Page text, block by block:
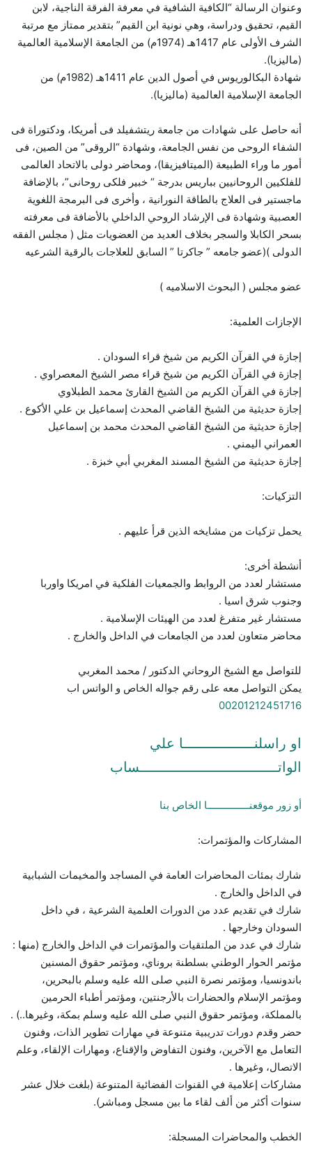
وعنوان الرسالة “الكافية الشافية في معرفة الفرقة الناجية، لابن
القيم، تحقيق ودراسة، وهي نونية ابن القيم” بتقدير ممتاز مع مرتبة
الشرف الأولى عام 1417هـ (1974م) من الجامعة الإسلامية العالمية
(ماليزيا).
شهادة البكالوريوس في أصول الدين عام 1411هـ (1982م) من
الجامعة الإسلامية العالمية (ماليزيا).
أنه حاصل على شهادات من جامعة ريتشفيلد فى أمريكا، ودكتوراة فى
الشفاء الروحى من نفس الجامعة، وشهادة “الروقى” من الصين، فى
أمور ما وراء الطبيعة (الميتافيزيقا)، ومحاضر دولى بالاتحاد العالمى
للفلكيين الروحانيين بباريس بدرجة “ خبير فلكى روحانى”، بالإضافة
ماجستير فى العلاج بالطاقة النورانية ، وأخرى فى البرمجة اللغوية
العصبية وشهادة فى الإرشاد الروحي الداخلي بالأضافة فى معرفته
بسحر الكابلا والسجر بخلاف العديد من العضويات مثل ( مجلس الفقه
الدولى )(عضو جامعه ” جاكرتا ” السابق للعلاجات بالرقية الشرعيه
عضو مجلس ( البحوث الاسلاميه )
الإجازات العلمية:
إجازة في القرآن الكريم من شيخ قراء السودان .
إجازة في القرآن الكريم من شيخ قراء مصر الشيخ المعصراوي .
إجازة في القرآن الكريم من الشيخ القارئ محمد الطبلاوي
إجازة حديثية من الشيخ القاضي المحدث إسماعيل بن علي الأكوع .
إجازة حديثية من الشيخ القاضي المحدث محمد بن إسماعيل
العمراني اليمني .
إجازة حديثية من الشيخ المسند المغربي أبي خبزة .
التزكيات:
يحمل تزكيات من مشايخه الذين قرأ عليهم .
أنشطة أخرى:
مستشار لعدد من الروابط والجمعيات الفلكية في امريكا واوربا
وجنوب شرق اسيا .
مستشار غير متفرغ لعدد من الهيئات الإسلامية .
محاضر متعاون لعدد من الجامعات في الداخل والخارج .
للتواصل مع الشيخ الروحاني الدكتور / محمد المغربي
يمكن التواصل معه على رقم جواله الخاص و الواتس اب
00201212451716
او راسلنـــــــــــــــــا علي
الواتـــــــــــــــــــــــــــــــــساب
أو زور موقعنـــــــــــــــا الخاص بنا
المشاركات والمؤتمرات:
شارك بمئات المحاضرات العامة في المساجد والمخيمات الشبابية
في الداخل والخارج .
شارك في تقديم عدد من الدورات العلمية الشرعية ، في داخل
السودان وخارجها .
شارك في عدد من الملتقيات والمؤتمرات في الداخل والخارج (منها :
مؤتمر الحوار الوطني بسلطنة بروناي، ومؤتمر حقوق المسنين
باندونسيا، ومؤتمر نصرة النبي صلى الله عليه وسلم بالبحرين،
ومؤتمر الإسلام والحضارات بالأرجنتين، ومؤتمر أطباء الحرمين
بالمملكة، ومؤتمر حقوق النبي صلى الله عليه وسلم بمكة، وغيرها..) .
حضر وقدم دورات تدريبية متنوعة في مهارات تطوير الذات، وفنون
التعامل مع الآخرين، وفنون التفاوض والإقناع، ومهارات الإلقاء، وعلم
الاتصال، وغيرها .
مشاركات إعلامية في القنوات الفضائية المتنوعة (بلغت خلال عشر
سنوات أكثر من ألف لقاء ما بين مسجل ومباشر).
الخطب والمحاضرات المسجلة: